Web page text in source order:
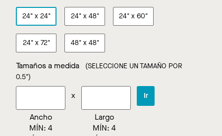
24"x 24" 24"x 48" 24" x 60"
24"x 72" 48"x 48"
Tamaños a medida
(SELECCIONE UN TAMAÑO POR
0.5")
x Ir
Ancho
MÍN: 4
Largo
MÍN: 4